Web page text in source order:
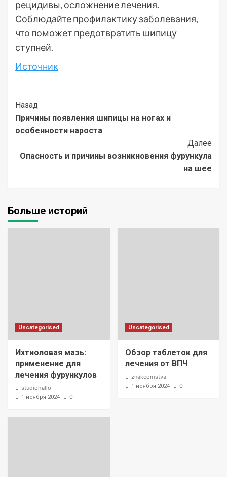
рецидивы, осложнение лечения.
Соблюдайте профилактику заболевания,
что поможет предотвратить шипицу
ступней.
Источник
Post
Navigation
Назад
Причины появления шипицы на ногах и
особенности нароста
Далее
Опасность и причины возникновения фурункула
на шее
Больше историй
Uncategorised
Ихтиоловая мазь:
применение для
лечения фурункулов
studiohallo_
1 ноября 2024 0
Uncategorised
Обзор таблеток для
лечения от ВПЧ
znakcomstva_
1 ноября 2024 0